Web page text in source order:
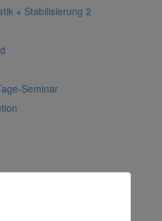
+ Stabilisierung 2
Seminar